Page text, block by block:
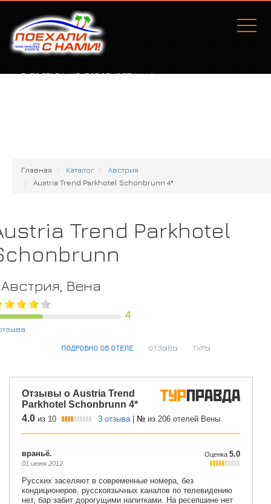
Г. ПОЛТАВА, УЛ. СОБОРНОСТИ, 77А
Главная Каталог
Австрия
Austria Trend Parkhotel Schonbrunn 4*
Trend Parkhotel
Австрия, Вена
4
ПОДРОБНО ОБ ОТЕЛЕ
ОТЗЫВЫ ТУРЫ